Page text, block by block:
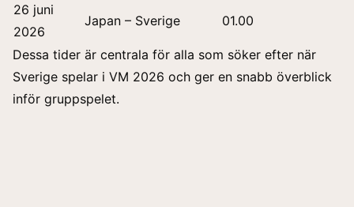
26 juni
2026
Japan – Sverige 01.00
Dessa tider är centrala för alla som söker efter när
Sverige spelar i VM 2026 och ger en snabb överblick
inför gruppspelet.